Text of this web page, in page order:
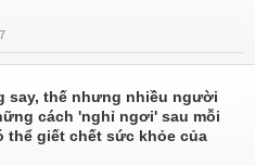
say, thế nhưng nhiều người
cách 'nghỉ ngơi' sau mỗi
thể giết chết sức khỏe của